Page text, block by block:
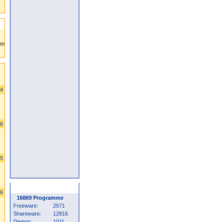
16869 Programme
Freeware:
2571
Shareware:
12816